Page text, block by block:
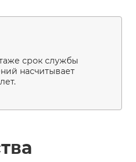
срок службы
насчитывает